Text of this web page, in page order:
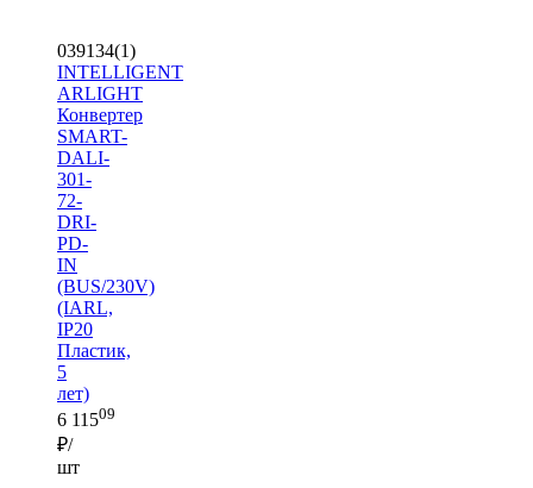
039134(1)
INTELLIGENT
ARLIGHT
Конвертер
SMART-
DALI-
301-
72-
DRI-
PD-
IN
(BUS/230V)
(IARL,
IP20
Пластик,
5
лет)
6 11509
₽/
шт